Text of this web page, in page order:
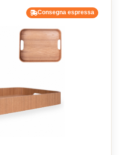
Consegna espressa